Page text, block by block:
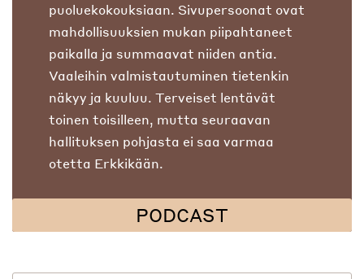
puoluekokouksiaan. Sivupersoonat ovat
mahdollisuuksien mukan piipahtaneet
paikalla ja summaavat niiden antia.
Vaaleihin valmistautuminen tietenkin
näkyy ja kuuluu. Terveiset lentävät
toinen toisilleen, mutta seuraavan
hallituksen pohjasta ei saa varmaa
otetta Erkkikään.
PODCAST